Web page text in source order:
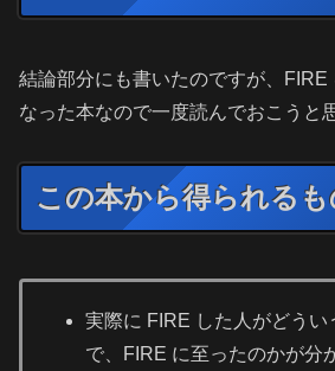
結論部分にも書いたのですが、FIRE
なった本なので一度読んでおこうと
この本から得られるも
実際に FIRE した人がどうい
で、FIRE に至ったのかが分